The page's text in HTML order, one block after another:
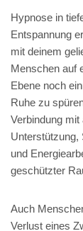
Hypnose in
Entspannung
mit deinem
Menschen auf
Ebene noch
Ruhe zu
Verbindung
Unterstützung,
und
geschützter
Auch
Verlust eines